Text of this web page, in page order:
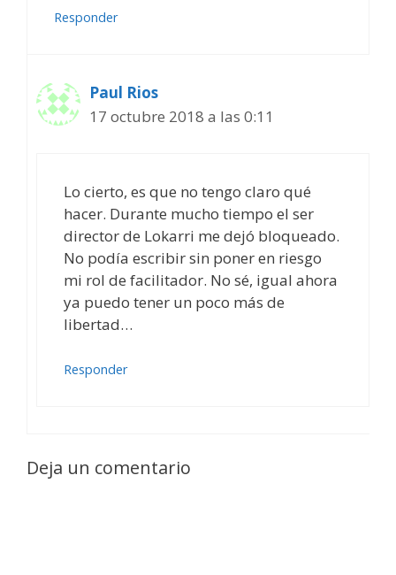
Responder
Paul Rios
17 octubre 2018 a las 0:11
Lo cierto, es que no tengo claro qué
hacer. Durante mucho tiempo el ser
director de Lokarri me dejó bloqueado.
No podía escribir sin poner en riesgo
mi rol de facilitador. No sé, igual ahora
ya puedo tener un poco más de
libertad…
Responder
Deja un comentario